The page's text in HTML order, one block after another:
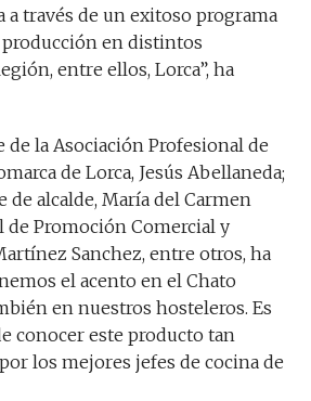
a través de un exitoso programa
en distintos
entre ellos, Lorca”, ha
de la Asociación Profesional de
de Lorca, Jesús Abellaneda;
alcalde, María del Carmen
de Promoción Comercial y
Sanchez, entre otros, ha
el acento en el Chato
en nuestros hosteleros. Es
conocer este producto tan
los mejores jefes de cocina de